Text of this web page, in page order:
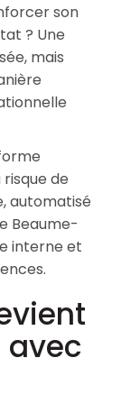
son
? Une
mais
de
automatisé
Beaume-
interne et